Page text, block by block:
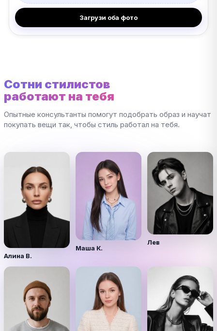
Загрузи оба фото
Сотни стилистов
работают на тебя
Опытные консультанты помогут подобрать образ и научат
покупать вещи так, чтобы стиль работал на тебя.
Алина В.
Маша К.
Лев